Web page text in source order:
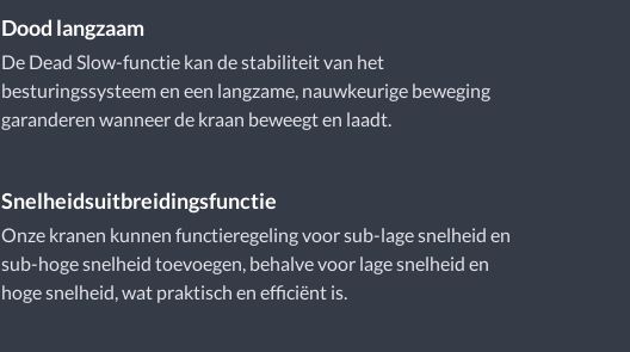
Dood langzaam
De Dead Slow-functie kan de stabiliteit van het
besturingssysteem en een langzame, nauwkeurige beweging
garanderen wanneer de kraan beweegt en laadt.
Snelheidsuitbreidingsfunctie
Onze kranen kunnen functieregeling voor sub-lage snelheid en
sub-hoge snelheid toevoegen, behalve voor lage snelheid en
hoge snelheid, wat praktisch en efficiënt is.